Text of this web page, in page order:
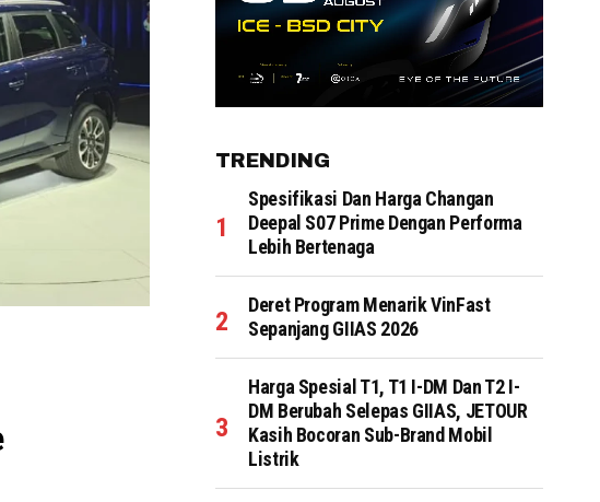
TRENDING
Spesifikasi Dan Harga Changan
Deepal S07 Prime Dengan Performa
Lebih Bertenaga
Deret Program Menarik VinFast
Sepanjang GIIAS 2026
Harga Spesial T1, T1 I-DM Dan T2 I-
DM Berubah Selepas GIIAS, JETOUR
Kasih Bocoran Sub-Brand Mobil
Listrik